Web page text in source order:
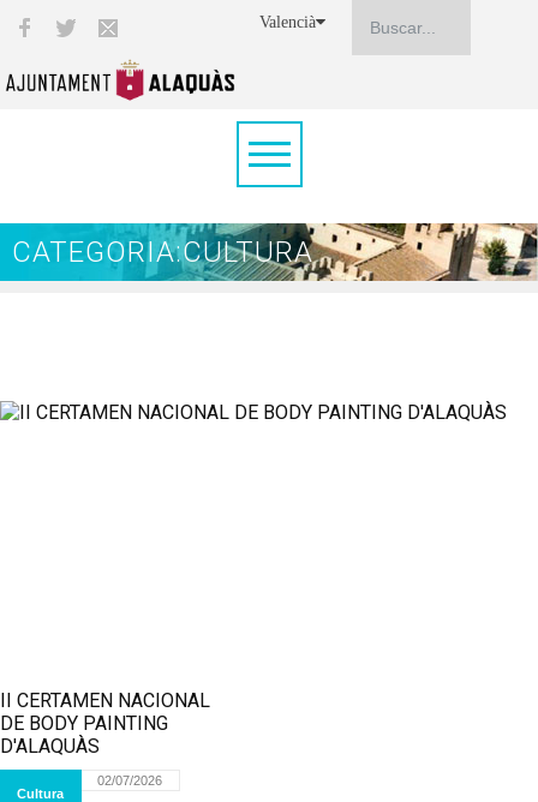
Valencià
CATEGORIA:CULTURA
II CERTAMEN NACIONAL
DE BODY PAINTING
D'ALAQUÀS
Cultura
02/07/2026